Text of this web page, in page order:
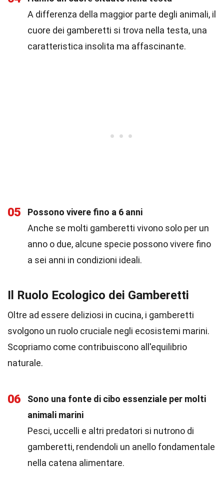
A differenza della maggior parte degli animali, il
cuore dei gamberetti si trova nella testa, una
caratteristica insolita ma affascinante.
05
Possono vivere fino a 6 anni
Anche se molti gamberetti vivono solo per un
anno o due, alcune specie possono vivere fino
a sei anni in condizioni ideali.
Il Ruolo Ecologico dei Gamberetti
Oltre ad essere deliziosi in cucina, i gamberetti
svolgono un ruolo cruciale negli ecosistemi marini.
Scopriamo come contribuiscono all'equilibrio
naturale.
06
Sono una fonte di cibo essenziale per molti
animali marini
Pesci, uccelli e altri predatori si nutrono di
gamberetti, rendendoli un anello fondamentale
nella catena alimentare.